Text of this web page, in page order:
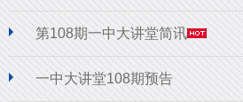
第108期一中大讲堂简讯
一中大讲堂108期预告